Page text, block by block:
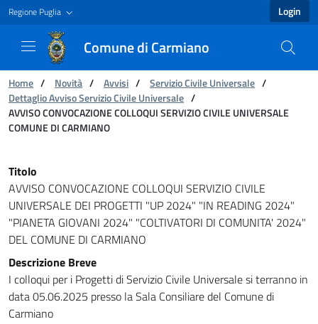
Regione Puglia Login
Comune di Carmiano
You are:
Home / Novità / Avvisi / Servizio Civile Universale /
Dettaglio Avviso Servizio Civile Universale /
AVVISO CONVOCAZIONE COLLOQUI SERVIZIO CIVILE UNIVERSALE
COMUNE DI CARMIANO
AVVISO CONVOCAZIONE COLLOQUI
Titolo
AVVISO CONVOCAZIONE COLLOQUI SERVIZIO CIVILE
UNIVERSALE DEI PROGETTI "UP 2024" "IN READING 2024"
"PIANETA GIOVANI 2024" "COLTIVATORI DI COMUNITA' 2024"
DEL COMUNE DI CARMIANO
Descrizione Breve
I colloqui per i Progetti di Servizio Civile Universale si terranno in
data 05.06.2025 presso la Sala Consiliare del Comune di
Carmiano